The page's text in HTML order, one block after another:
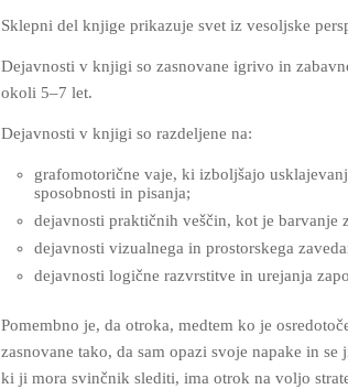
Sklepni del knjige prikazuje svet iz vesoljske
Dejavnosti v knjigi so zasnovane igrivo in
okoli 5–7 let.
Dejavnosti v knjigi so razdeljene na:
grafomotorične vaje, ki izboljšajo
sposobnosti in pisanja;
dejavnosti praktičnih veščin, kot je barvanje
dejavnosti vizualnega in prostorskega
dejavnosti logične razvrstitve in urejanja
Pomembno je, da otroka, medtem ko je
zasnovane tako, da sam opazi svoje napake in
ki ji mora svinčnik slediti, ima otrok na voljo